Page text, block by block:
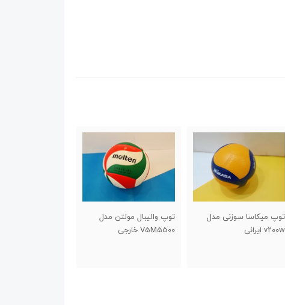
توپ والیبال مولتن مدل
V5M5500 خارجی
تلمبه پایی پادبا اعلا